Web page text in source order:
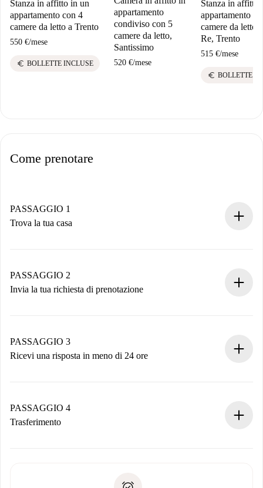
Stanza in affitto in un
appartamento con 4
camere da letto a Trento
550 €/mese
euro BOLLETTE INCLUSE
appartamento
condiviso con 5
camere da letto,
Santissimo
520 €/mese
Stanza in affitto
appartamento
camere da letto
Re, Trento
515 €/mese
euro BOLLETTE
Come prenotare
PASSAGGIO 1
Trova la tua casa
Hai tutte le informazioni necessarie in anticipo.
PASSAGGIO 2
Invia la tua richiesta di prenotazione
non accetta.
PASSAGGIO 3
Ricevi una risposta in meno di 24 ore
contatto con il proprietario.
Se rifiutata: non ti addebiteremo nulla e ti proporremo
PASSAGGIO 4
Trasferimento